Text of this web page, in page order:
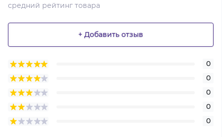
средний рейтинг товара
+ Добавить отзыв
0
0
0
0
0